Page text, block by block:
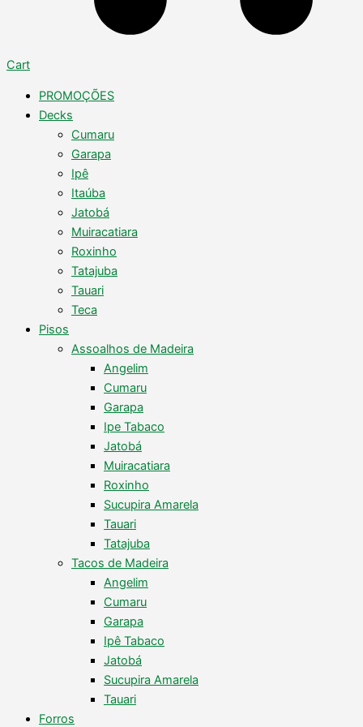
Cart
PROMOÇÕES
Decks
Cumaru
Garapa
Ipê
Itaúba
Jatobá
Muiracatiara
Roxinho
Tatajuba
Tauari
Teca
Pisos
Assoalhos de Madeira
Angelim
Cumaru
Garapa
Ipe Tabaco
Jatobá
Muiracatiara
Roxinho
Sucupira Amarela
Tauari
Tatajuba
Tacos de Madeira
Angelim
Cumaru
Garapa
Ipê Tabaco
Jatobá
Sucupira Amarela
Tauari
Forros